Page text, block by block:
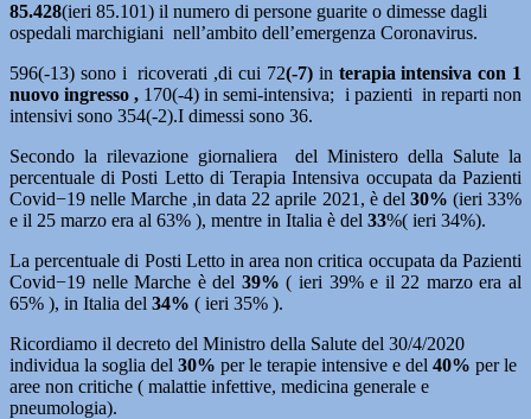
85.428(ieri 85.101) il numero di persone guarite o dimesse dagli
ospedali marchigiani nell’ambito dell’emergenza Coronavirus.
596(-13) sono i ricoverati ,di cui 72(-7)in terapia intensiva con 1
nuovo ingresso , 170(-4) in semi-intensiva; i pazienti in reparti non
intensivi sono 354(-2).I dimessi sono 36.
Secondo la rilevazione giornaliera del Ministero della Salute la
percentuale di Posti Letto di Terapia Intensiva occupata da Pazienti
Covid−19 nelle Marche ,in data 22 aprile 2021, è del 30% (ieri 33%
e il 25 marzo era al 63% ), mentre in Italia è del 33%( ieri 34%).
La percentuale di Posti Letto in area non critica occupata da Pazienti
Covid−19 nelle Marche è del 39% ( ieri 39% e il 22 marzo era al
65% ), in Italia del 34% ( ieri 35% ).
Ricordiamo il decreto del Ministro della Salute del 30/4/2020
individua la soglia del 30% per le terapie intensive e del 40% per le
aree non critiche ( malattie infettive, medicina generale e
pneumologia).